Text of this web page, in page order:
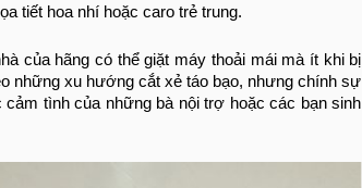
tiết hoa nhí hoặc caro trẻ trung.
của hãng có thể giặt máy thoải mái mà ít khi bị
những xu hướng cắt xẻ táo bạo, nhưng chính sự
tình của những bà nội trợ hoặc các bạn sinh